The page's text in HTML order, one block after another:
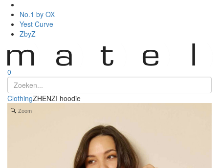
No.1 by OX
Yest Curve
ZbyZ
0
ClothingZHENZI hoodie
Zoom